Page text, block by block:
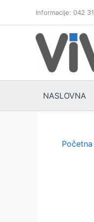
Informacije: 042
NASLOVNA